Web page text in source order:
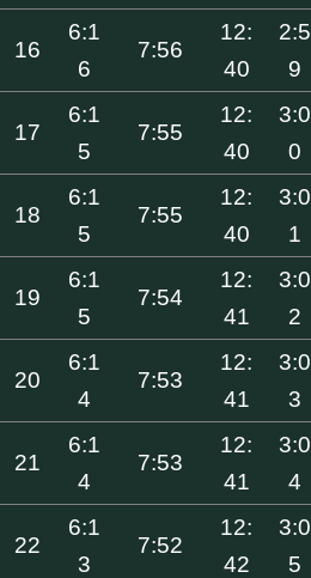
16
6:1
6
7:56
12:
40
2:5
9
17
6:1
5
7:55
12:
40
3:0
0
18
6:1
5
7:55
12:
40
3:0
1
19
6:1
5
7:54
12:
41
3:0
2
20
6:1
4
7:53
12:
41
3:0
3
21
6:1
4
7:53
12:
41
3:0
4
22
6:1
3
7:52
12:
42
3:0
5